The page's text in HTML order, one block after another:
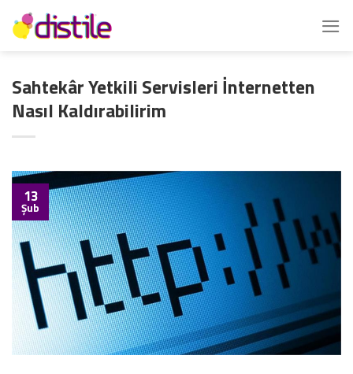
İçeriğe
atla
Sahtekâr Yetkili Servisleri İnternetten
Nasıl Kaldırabilirim
13
Şub